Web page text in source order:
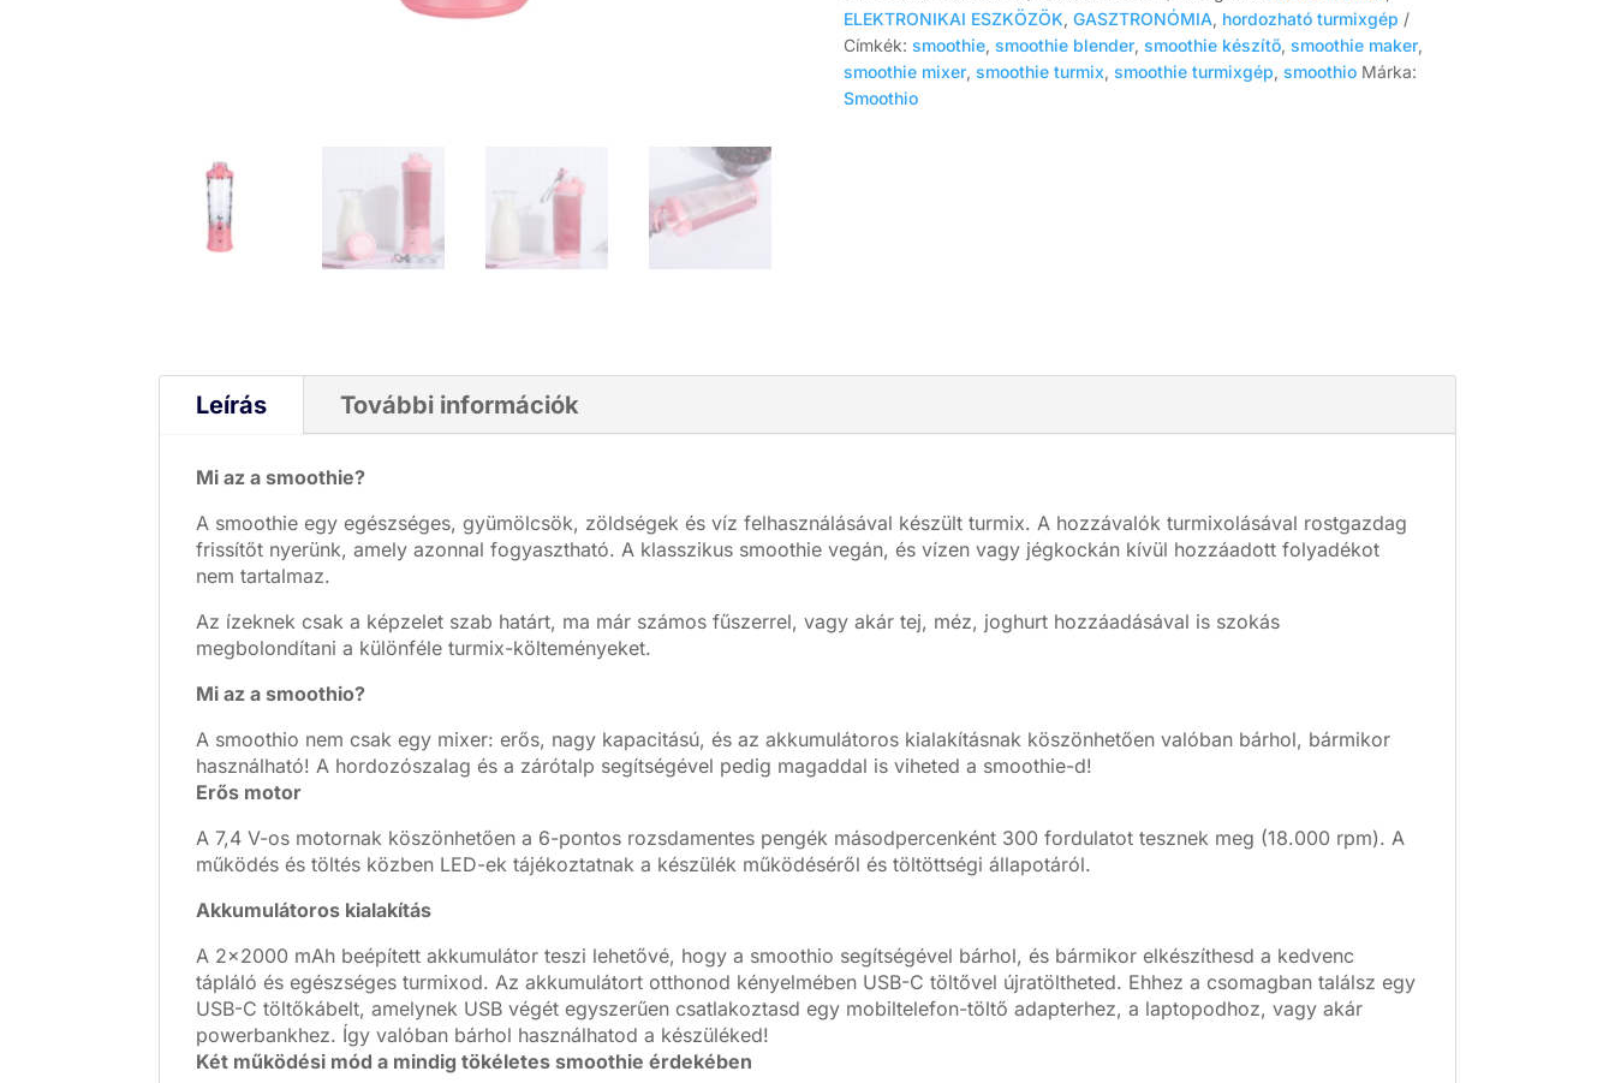
ml
(rózsaszín)
mennyiség
ELEKTRONIKAI ESZKÖZÖK, GASZTRONÓMIA, hordozható turmixgép
Címkék: smoothie, smoothie blender, smoothie készítő, smoothie maker,
smoothie mixer, smoothie turmix, smoothie turmixgép, smoothio Márka:
Smoothio
Leírás További információk
Mi az a smoothie?
A smoothie egy egészséges, gyümölcsök, zöldségek és víz felhasználásával készült turmix. A hozzávalók turmixolásával rostgazdag
frissítőt nyerünk, amely azonnal fogyasztható. A klasszikus smoothie vegán, és vízen vagy jégkockán kívül hozzáadott folyadékot
nem tartalmaz.
Az ízeknek csak a képzelet szab határt, ma már számos fűszerrel, vagy akár tej, méz, joghurt hozzáadásával is szokás
megbolondítani a különféle turmix-költeményeket.
Mi az a smoothio?
A smoothio nem csak egy mixer: erős, nagy kapacitású, és az akkumulátoros kialakításnak köszönhetően valóban bárhol, bármikor
használható! A hordozószalag és a zárótalp segítségével pedig magaddal is viheted a smoothie-d!
Erős motor
A 7,4 V-os motornak köszönhetően a 6-pontos rozsdamentes pengék másodpercenként 300 fordulatot tesznek meg (18.000 rpm). A
működés és töltés közben LED-ek tájékoztatnak a készülék működéséről és töltöttségi állapotáról.
Akkumulátoros kialakítás
A 2x2000 mAh beépített akkumulátor teszi lehetővé, hogy a smoothio segítségével bárhol, és bármikor elkészíthesd a kedvenc
tápláló és egészséges turmixod. Az akkumulátort otthonod kényelmében USB-C töltővel újratöltheted. Ehhez a csomagban találsz egy
USB-C töltőkábelt, amelynek USB végét egyszerűen csatlakoztasd egy mobiltelefon-töltő adapterhez, a laptopodhoz, vagy akár
powerbankhez. Így valóban bárhol használhatod a készüléked!
Két működési mód a mindig tökéletes smoothie érdekében